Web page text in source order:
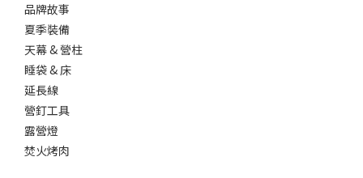
品牌故事
夏季裝備
天幕 & 營柱
睡袋 & 床
延長線
營釘工具
露營燈
焚火烤肉